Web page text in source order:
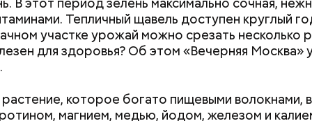
Тепличный щавель доступен круглый
участке урожай можно срезать несколько
для здоровья? Об этом «Вечерняя Москва»
которое богато пищевыми волокнами,
магнием, медью, йодом, железом и